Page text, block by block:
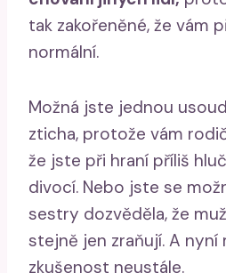
tak zakořeněné, že vám
normální.
Možná jste jednou
zticha, protože vám
že jste při hraní příliš
divocí. Nebo jste se
sestry dozvěděla, že
stejně jen zraňují. A
zkušenost neustále.